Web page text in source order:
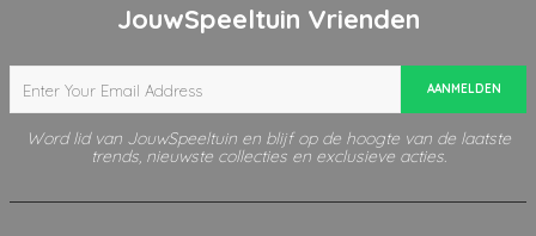
JouwSpeeltuin Vrienden
AANMELDEN
Word lid van JouwSpeeltuin en blijf op de hoogte van de laatste
trends, nieuwste collecties en exclusieve acties.